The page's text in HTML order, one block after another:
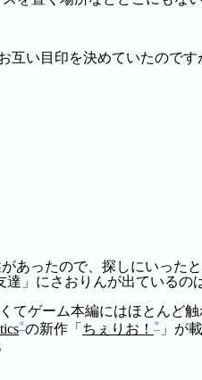
互い目印を決めていたのです
あったので、探しにいった
」にさおりんが出ているの
てゲーム本編にはほとんど
*の新作「 ちぇりお！ * 」が